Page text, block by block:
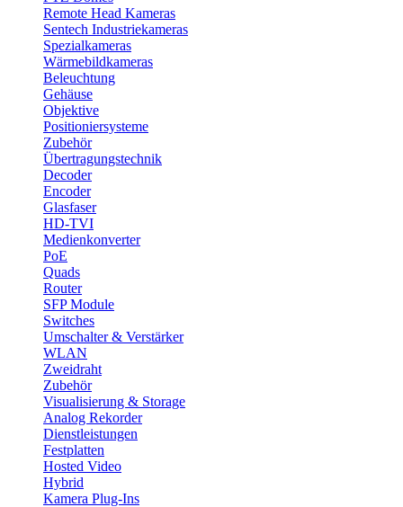
Remote Head Kameras
Sentech Industriekameras
Spezialkameras
Wärmebildkameras
Beleuchtung
Gehäuse
Objektive
Positioniersysteme
Zubehör
Übertragungstechnik
Decoder
Encoder
Glasfaser
HD-TVI
Medienkonverter
PoE
Quads
Router
SFP Module
Switches
Umschalter & Verstärker
WLAN
Zweidraht
Zubehör
Visualisierung & Storage
Analog Rekorder
Dienstleistungen
Festplatten
Hosted Video
Hybrid
Kamera Plug-Ins